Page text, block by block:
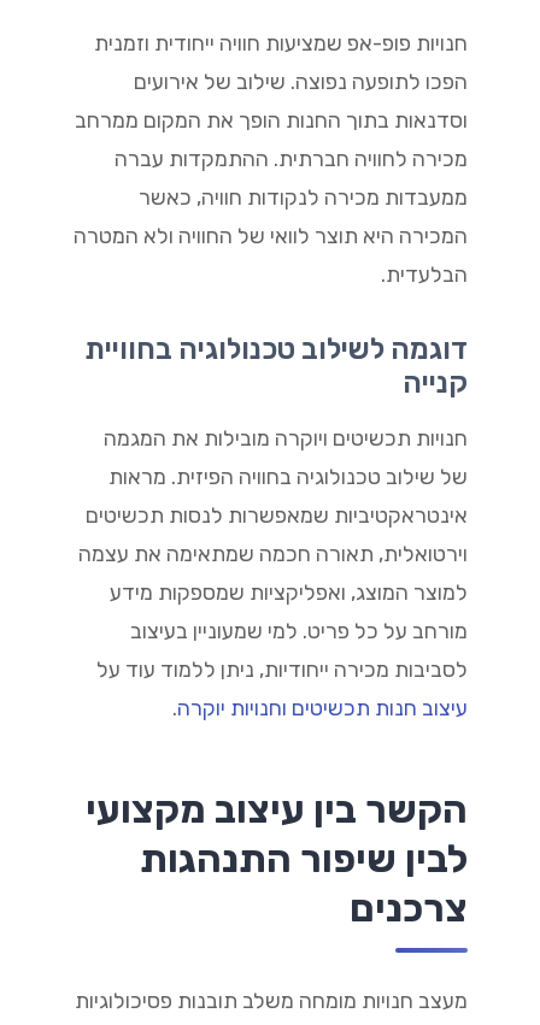
חנויות פופ-אפ שמציעות חוויה ייחודית וזמנית
הפכו לתופעה נפוצה. שילוב של אירועים
וסדנאות בתוך החנות הופך את המקום ממרחב
מכירה לחוויה חברתית. ההתמקדות עברה
ממעבדות מכירה לנקודות חוויה, כאשר
המכירה היא תוצר לוואי של החוויה ולא המטרה
הבלעדית.
דוגמה לשילוב טכנולוגיה בחוויית
קנייה
חנויות תכשיטים ויוקרה מובילות את המגמה
של שילוב טכנולוגיה בחוויה הפיזית. מראות
אינטראקטיביות שמאפשרות לנסות תכשיטים
וירטואלית, תאורה חכמה שמתאימה את עצמה
למוצר המוצג, ואפליקציות שמספקות מידע
מורחב על כל פריט. למי שמעוניין בעיצוב
לסביבות מכירה ייחודיות, ניתן ללמוד עוד על
עיצוב חנות תכשיטים וחנויות יוקרה.
הקשר בין עיצוב מקצועי
לבין שיפור התנהגות
צרכנים
מעצב חנויות מומחה משלב תובנות פסיכולוגיות